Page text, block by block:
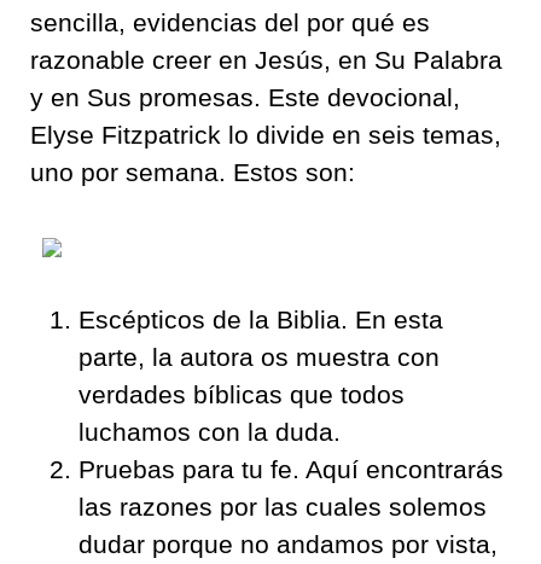
sencilla, evidencias del por qué es
razonable creer en Jesús, en Su Palabra
y en Sus promesas. Este devocional,
Elyse Fitzpatrick lo divide en seis temas,
uno por semana. Estos son:
Escépticos de la Biblia. En esta
parte, la autora os muestra con
verdades bíblicas que todos
luchamos con la duda.
Pruebas para tu fe. Aquí encontrarás
las razones por las cuales solemos
dudar porque no andamos por vista,